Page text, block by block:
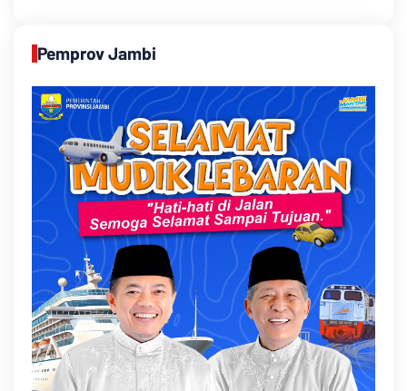
Pemprov Jambi